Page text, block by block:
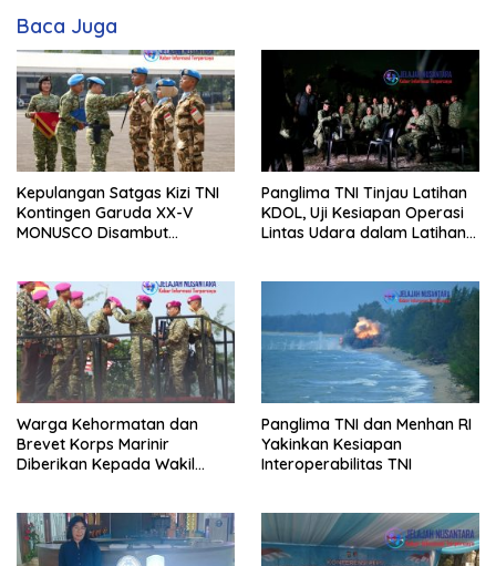
Baca Juga
Kepulangan Satgas Kizi TNI
Kontingen Garuda XX-V
MONUSCO Disambut
Panglima TNI Tinjau Latihan
KDOL, Uji Kesiapan Operasi
Lintas Udara dalam Latihan
Warga Kehormatan dan
Brevet Korps Marinir
Diberikan Kepada Wakil
Panglima TNI dan Menhan RI
Yakinkan Kesiapan
Interoperabilitas TNI